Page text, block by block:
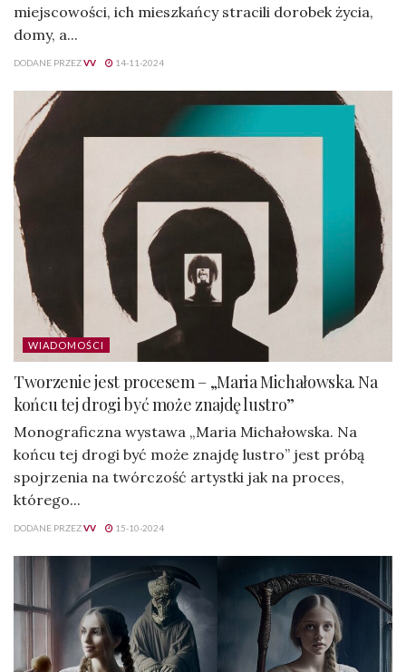
miejscowości, ich mieszkańcy stracili dorobek życia,
domy, a...
DODANE PRZEZVV 14-11-2024
WIADOMOŚCI
Tworzenie jest procesem – „Maria Michałowska. Na
końcu tej drogi być może znajdę lustro”
Monograficzna wystawa „Maria Michałowska. Na
końcu tej drogi być może znajdę lustro” jest próbą
spojrzenia na twórczość artystki jak na proces,
którego...
DODANE PRZEZVV 15-10-2024